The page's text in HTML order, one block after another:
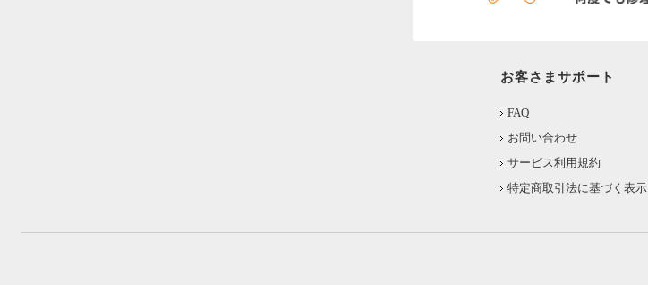
お客さまサポート
FAQ
お問い合わせ
サービス利用規約
特定商取引法に基づく表示